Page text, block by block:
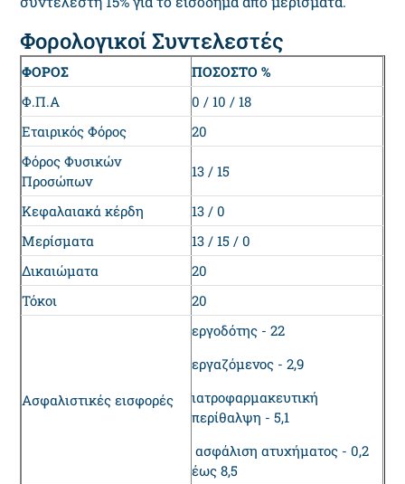
Φορολογικοί Συντελεστές
ΦΟΡΟΣ
ΠΟΣΟΣΤΟ %
Φ.Π.Α
0 / 10 / 18
Εταιρικός Φόρος
20
Φόρος Φυσικών
Προσώπων
13 / 15
Κεφαλαιακά κέρδη
13 / 0
Μερίσματα
13 / 15 / 0
Δικαιώματα
20
Τόκοι
20
Ασφαλιστικές εισφορές
εργοδότης - 22
εργαζόμενος - 2,9
ιατροφαρμακευτική
περίθαλψη - 5,1
ασφάλιση ατυχήματος - 0,2
έως 8,5